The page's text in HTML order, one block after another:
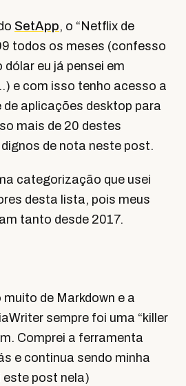
SetApp, o “Netflix de
todos os meses (confesso
dólar eu já pensei em
e com isso tenho acesso a
de aplicações desktop para
mais de 20 destes
de nota neste post.
categorização que usei
desta lista, pois meus
tanto desde 2017.
de Markdown e a
sempre foi uma “killer
Comprei a ferramenta
e continua sendo minha
post nela)